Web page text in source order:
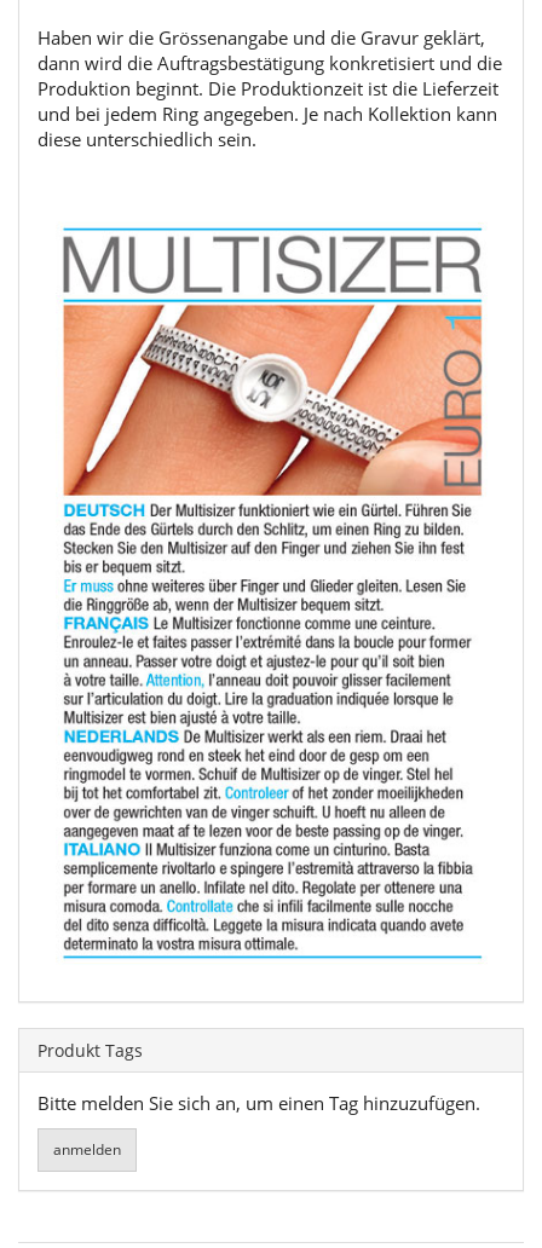
Haben wir die Grössenangabe und die Gravur geklärt,
dann wird die Auftragsbestätigung konkretisiert und die
Produktion beginnt. Die Produktionzeit ist die Lieferzeit
und bei jedem Ring angegeben. Je nach Kollektion kann
diese unterschiedlich sein.
Produkt Tags
Bitte melden Sie sich an, um einen Tag hinzuzufügen.